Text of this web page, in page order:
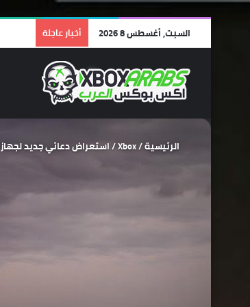
السبت, أغسطس 8 2026 أخبار عاجلة
الرئيسية/
Xbox
/استعراض دعائي جديد لجهاز Xbox Series X